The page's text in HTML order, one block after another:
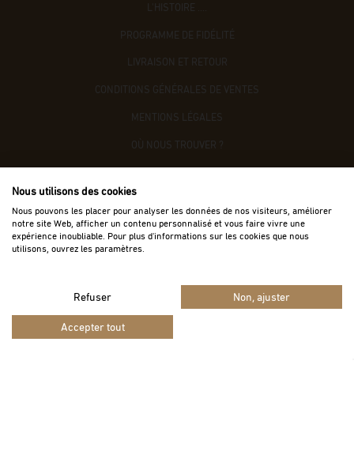
L'HISTOIRE ....
PROGRAMME DE FIDÉLITÉ
LIVRAISON ET RETOUR
CONDITIONS GÉNÉRALES DE VENTES
MENTIONS LÉGALES
OÙ NOUS TROUVER ?
Vie privée Termes
Nous utilisons des cookies
Nous pouvons les placer pour analyser les données de nos visiteurs, améliorer
notre site Web, afficher un contenu personnalisé et vous faire vivre une
expérience inoubliable. Pour plus d'informations sur les cookies que nous
utilisons, ouvrez les paramètres.
Refuser Non, ajuster
Accepter tout